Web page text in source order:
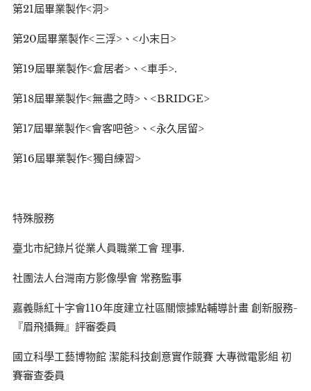
第21屆畢業製作<洞>
第20屆畢業製作<三浮>、<小末日>
第19屆畢業製作<倉居者>、<車手>.
第18屆畢業製作<無盡之時>、<BRIDGE>
第17屆畢業製作<會客吧爸>、<永久居留>
第16屆畢業製作<獨自練習>
特殊服務
臺北市紀錄片從業人員職業工會 理事.
社團法人台灣南方影像學會 常務監事
嘉義縣紅十字會110年度建立社區關懷據點輔導計畫 創新服務-
『眉飛攝舞』評審委員
國立科學工藝博物館 潔能科技創意實作競賽 大專微電影組 初
賽審查委員